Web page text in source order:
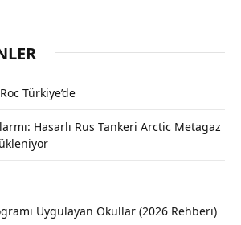
Türkiye’de
Hasarlı Rus Tankeri Arctic Metagaz
Uygulayan Okullar (2026 Rehberi)